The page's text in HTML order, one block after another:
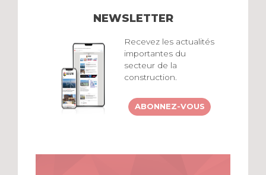
NEWSLETTER
Recevez les actualités
importantes du
secteur de la
construction.
ABONNEZ-VOUS